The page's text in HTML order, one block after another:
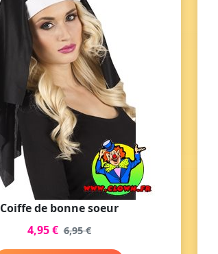
Coiffe de bonne soeur
4,95 € 6,95 €